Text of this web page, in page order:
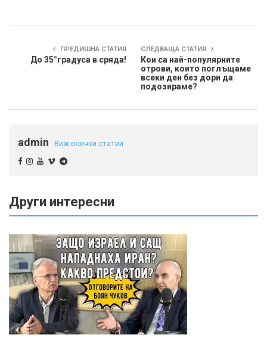
ПРЕДИШНА СТАТИЯ
До 35°градуса в сряда!
СЛЕДВАЩА СТАТИЯ
Кои са най-популярните
отрови, които поглъщаме
всеки ден без дори да
подозираме?
admin Виж всички статии
Други интересни